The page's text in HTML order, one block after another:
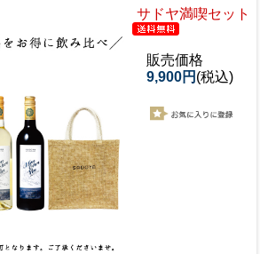
サドヤ満喫セット
販売価格
9,900円 (税込)